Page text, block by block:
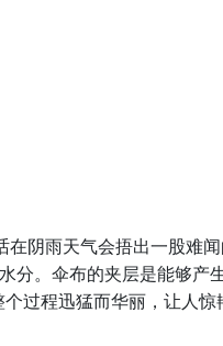
在阴雨天气会捂出一股难
。伞布的夹层是能够产
过程迅猛而华丽，让人惊